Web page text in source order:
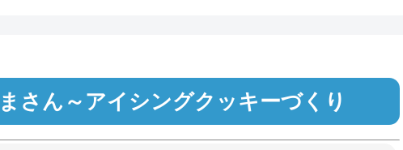
さん～アイシングクッキーづくり